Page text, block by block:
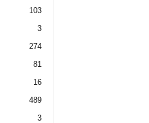
103
3
274
81
16
489
3